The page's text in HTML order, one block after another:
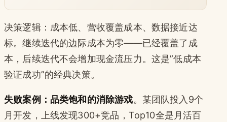
决策逻辑：成本低、营收覆盖成本、数据接近达
标。继续迭代的边际成本为零——已经覆盖了成
本，后续迭代不会增加现金流压力。这是”低成本
验证成功”的经典决策。
失败案例：品类饱和的消除游戏。某团队投入9个
月开发，上线发现300+竞品，Top10全是月活百